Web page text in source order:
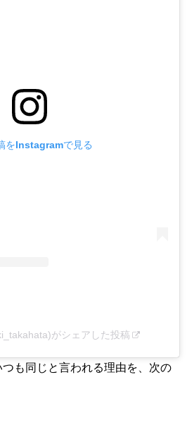
をInstagramで見る
がシェアした投稿
も同じと言われる理由を、次の